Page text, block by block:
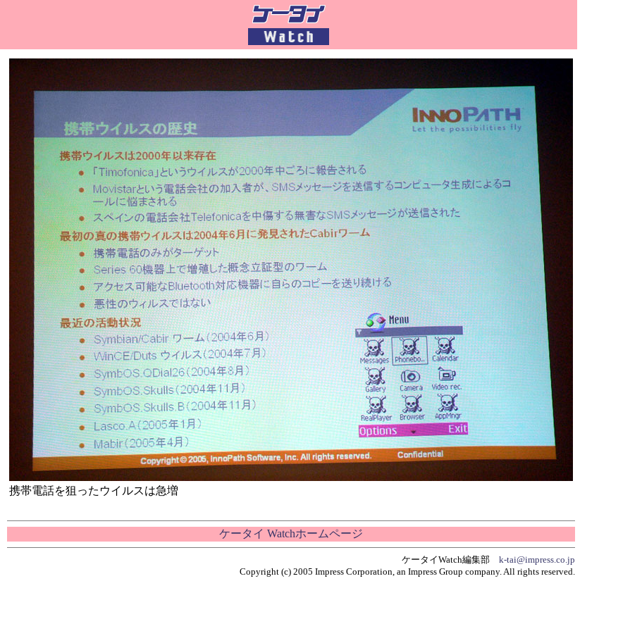
携帯電話を狙ったウイルスは急増
ケータイ Watchホームページ
ケータイWatch編集部 k-tai@impress.co.jp
Copyright (c) 2005 Impress Corporation, an Impress Group company. All rights reserved.